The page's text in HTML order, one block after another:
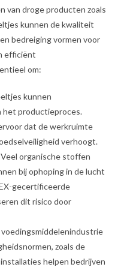
van droge producten zoals
kunnen de kwaliteit
bedreiging vormen voor
efficiënt
om:
kunnen
het productieproces.
dat de werkruimte
verhoogt.
Veel organische stoffen
bij ophoping in de lucht
gecertificeerde
dit risico door
voedingsmiddelenindustrie
zoals de
helpen bedrijven